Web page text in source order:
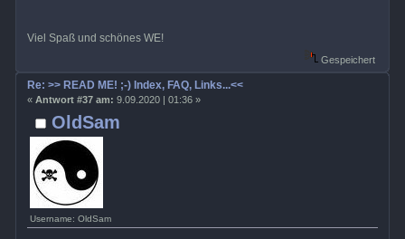
Viel Spaß und schönes WE!
Gespeichert
OldSam
Username: OldSam
Re: >> READ ME! ;-) Index, FAQ, Links...<<
« Antwort #37 am: 9.09.2020 | 01:36 »